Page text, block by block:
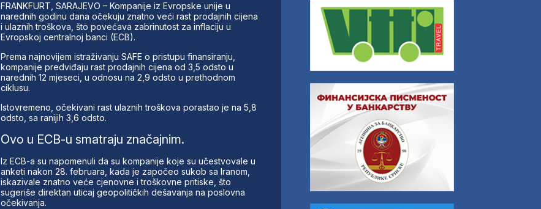
FRANKFURT, SARAJEVO – Kompanije iz Evropske unije u
narednih godinu dana očekuju znatno veći rast prodajnih cijena
i ulaznih troškova, što povećava zabrinutost za inflaciju u
Evropskoj centralnoj banci (ECB).
Prema najnovijem istraživanju SAFE o pristupu finansiranju,
kompanije predviđaju rast prodajnih cijena od 3,5 odsto u
narednih 12 mjeseci, u odnosu na 2,9 odsto u prethodnom
ciklusu.
Istovremeno, očekivani rast ulaznih troškova porastao je na 5,8
odsto, sa ranijih 3,6 odsto.
Ovo u ECB-u smatraju značajnim.
Iz ECB-a su napomenuli da su kompanije koje su učestvovale u
anketi nakon 28. februara, kada je započeo sukob sa Iranom,
iskazivale znatno veće cjenovne i troškovne pritiske, što
sugeriše direktan uticaj geopolitičkih dešavanja na poslovna
očekivanja.